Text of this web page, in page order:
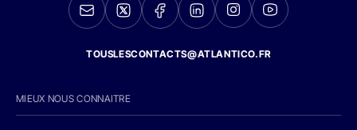
TOUSLESCONTACTS@ATLANTICO.FR
MIEUX NOUS CONNAITRE